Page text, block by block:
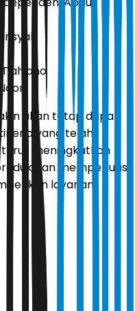
akan tetap dapat
yang telah
meningkatkan
dan memperluas
layanan